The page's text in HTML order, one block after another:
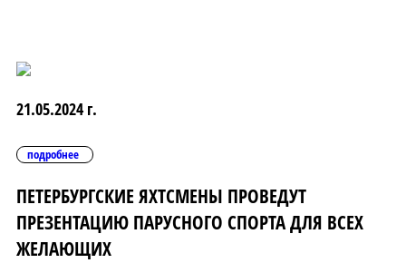
21.05.2024 г.
подробнее
ПЕТЕРБУРГСКИЕ ЯХТСМЕНЫ ПРОВЕДУТ
ПРЕЗЕНТАЦИЮ ПАРУСНОГО СПОРТА ДЛЯ ВСЕХ
ЖЕЛАЮЩИХ